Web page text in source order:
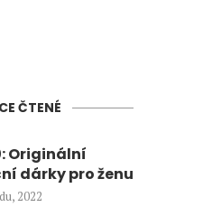
ČTENÉ
Originální
dárky pro ženu
2022